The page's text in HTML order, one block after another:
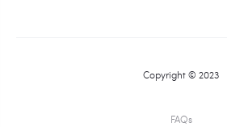
Copyright © 2023
FAQs